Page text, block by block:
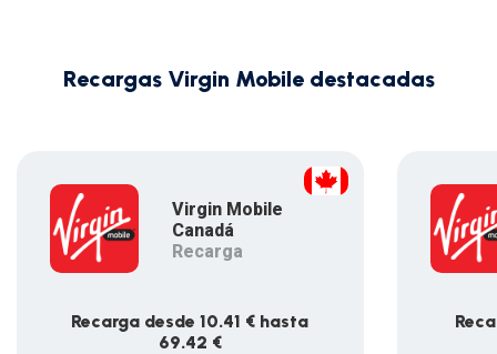
Recargas Virgin Mobile destacadas
Virgin Mobile
Canadá
Recarga
Recarga desde 10.41 € hasta
69.42 €